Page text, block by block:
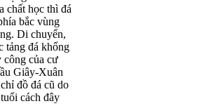
chất học thì đá
bắc vùng
Di chuyển,
tảng đá khổng
của cư
Giây-Xuân
đồ đá cũ do
cách đây